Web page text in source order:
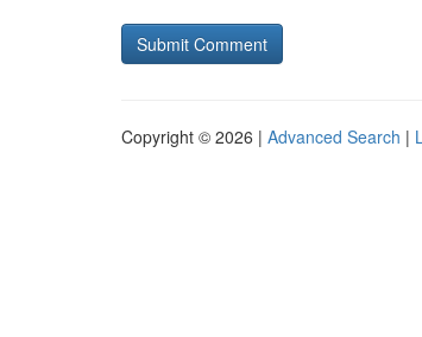
Copyright © 2026 | Advanced Search |